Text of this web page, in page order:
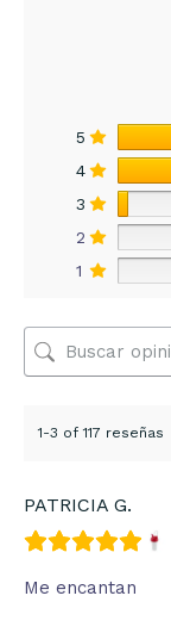
5
4
3
2
1
1-3 of 117 reseñas
PATRICIA G.
Me encantan